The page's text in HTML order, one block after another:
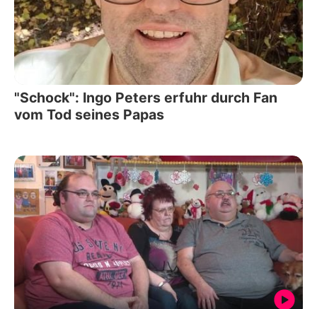
"Schock": Ingo Peters erfuhr durch Fan
vom Tod seines Papas